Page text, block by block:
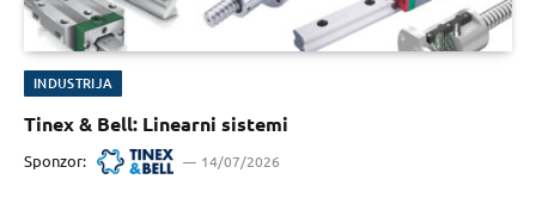
INDUSTRIJA
Tinex & Bell: Linearni sistemi
Sponzor: 14/07/2026